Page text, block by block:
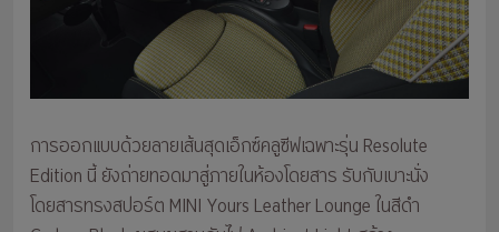
การออกแบบด้วยลายเส้นสุดเอ็กซ์คลูซีฟเฉพาะรุ่น Resolute
Edition นี้ ยังถ่ายทอดมาสู่ภายในห้องโดยสาร รับกับเบาะนั่ง
โดยสารทรงสปอร์ต MINI Yours Leather Lounge ในสีดำ